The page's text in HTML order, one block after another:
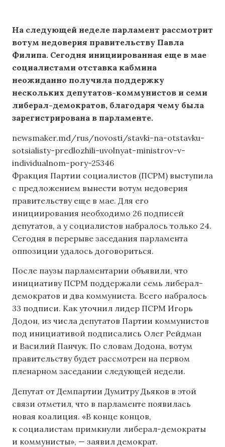
На следующей неделе парламент рассмотрит
вотум недоверия правительству Павла
Филипа. Сегодня инициированная еще в мае
социалистами отставка кабмина
неожиданно получила поддержку
нескольких депутатов-коммунистов и семи
либерал-демократов, благодаря чему была
зарегистрирована в парламенте.
newsmaker.md/rus/novosti/stavki-na-otstavku-
sotsialisty-predlozhili-uvolnyat-ministrov-v-
individualnom-pory-25346
Фракция Партии социалистов (ПСРМ) выступила
с предложением вынести вотум недоверия
правительству еще в мае. Для его
инициирования необходимо 26 подписей
депутатов, а у социалистов набралось только 24.
Сегодня в перерыве заседания парламента
оппозиции удалось договориться.
После паузы парламентарии объявили, что
инициативу ПСРМ поддержали семь либерал-
демократов и два коммуниста. Всего набралось
33 подписи. Как уточнил лидер ПСРМ Игорь
Додон, из числа депутатов Партии коммунистов
под инициативой подписались Олег Рейдман
и Василий Панчук. По словам Додона, вотум
правительству будет рассмотрен на первом
пленарном заседании следующей недели.
Депутат от Демпартии Думитру Дьяков в этой
связи отметил, что в парламенте появилась
новая коалиция. «В конце концов,
к социалистам примкнули либерал-демократы
и коммунисты», — заявил демократ.